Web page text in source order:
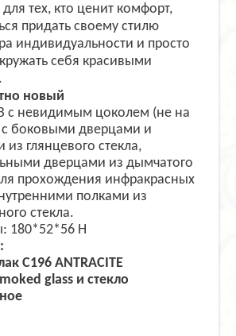
тех, кто ценит комфорт,
придать своему стилю
индивидуальности и просто
себя красивыми
новый
с невидимым цоколем (не на
с боковыми дверцами и
глянцевого стекла,
дверцами из дымчатого
прохождения инфракрасных
полками из
стекла.
180*52*56 H
C196 ANTRACITE
glass и стекло